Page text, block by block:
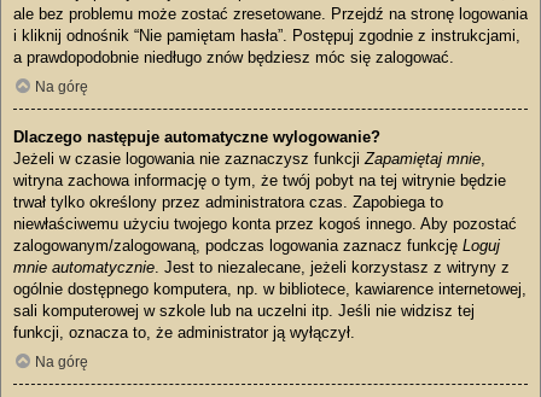
ale bez problemu może zostać zresetowane. Przejdź na stronę logowania
i kliknij odnośnik “Nie pamiętam hasła”. Postępuj zgodnie z instrukcjami,
a prawdopodobnie niedługo znów będziesz móc się zalogować.
Na górę
Dlaczego następuje automatyczne wylogowanie?
Jeżeli w czasie logowania nie zaznaczysz funkcji Zapamiętaj mnie
witryna zachowa informację o tym, że twój pobyt na tej witrynie będzie
trwał tylko określony przez administratora czas. Zapobiega to
niewłaściwemu użyciu twojego konta przez kogoś innego. Aby pozostać
zalogowanym/zalogowaną, podczas logowania zaznacz funkcję Loguj
mnie automatycznie . Jest to niezalecane, jeżeli korzystasz z witryny z
ogólnie dostępnego komputera, np. w bibliotece, kawiarence internetowej,
sali komputerowej w szkole lub na uczelni itp. Jeśli nie widzisz tej
funkcji, oznacza to, że administrator ją wyłączył.
Na górę